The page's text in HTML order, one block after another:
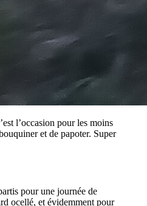
l’occasion pour les moins
et de papoter. Super
pour une journée de
ocellé, et évidemment pour